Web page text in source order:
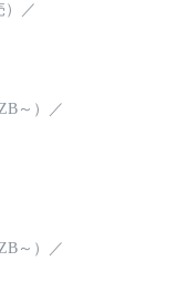
／
～）
／
～）
／